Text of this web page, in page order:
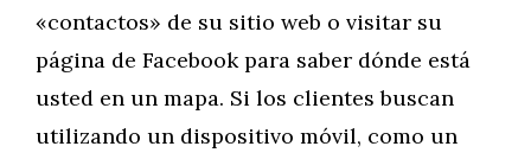
«contactos» de su sitio web o visitar su
página de Facebook para saber dónde está
usted en un mapa. Si los clientes buscan
utilizando un dispositivo móvil, como un